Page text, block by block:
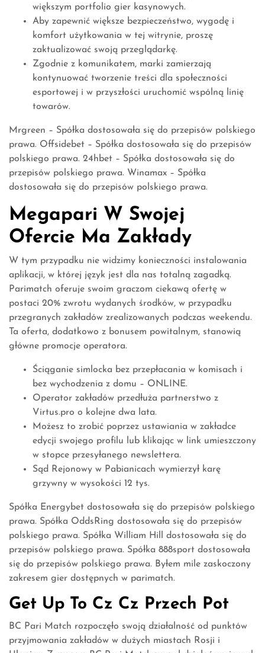
większym portfolio gier kasynowych.
Aby zapewnić większe bezpieczeństwo, wygodę i
komfort użytkowania w tej witrynie, proszę
zaktualizować swoją przeglądarkę.
Zgodnie z komunikatem, marki zamierzają
kontynuować tworzenie treści dla społeczności
esportowej i w przyszłości uruchomić wspólną linię
towarów.
Mrgreen – Spółka dostosowała się do przepisów polskiego
prawa. Offsidebet – Spółka dostosowała się do przepisów
polskiego prawa. 24hbet – Spółka dostosowała się do
przepisów polskiego prawa. Winamax – Spółka
dostosowała się do przepisów polskiego prawa.
Megapari W Swojej
Ofercie Ma Zakłady
W tym przypadku nie widzimy konieczności instalowania
aplikacji, w której język jest dla nas totalną zagadką.
Parimatch oferuje swoim graczom ciekawą ofertę w
postaci 20% zwrotu wydanych środków, w przypadku
przegranych zakładów zrealizowanych podczas weekendu.
Ta oferta, dodatkowo z bonusem powitalnym, stanowią
główne promocje operatora.
Ściąganie simlocka bez przepłacania w komisach i
bez wychodzenia z domu – ONLINE.
Operator zakładów przedłuża partnerstwo z
Virtus.pro o kolejne dwa lata.
Możesz to zrobić poprzez ustawiania w zakładce
edycji swojego profilu lub klikając w link umieszczony
w stopce przesyłanego newslettera.
Sąd Rejonowy w Pabianicach wymierzył karę
grzywny w wysokości 12 tys.
Spółka Energybet dostosowała się do przepisów polskiego
prawa. Spółka OddsRing dostosowała się do przepisów
polskiego prawa. Spółka William Hill dostosowała się do
przepisów polskiego prawa. Spółka 888sport dostosowała
się do przepisów polskiego prawa. Byłem mile zaskoczony
zakresem gier dostępnych w parimatch.
Get Up To Cz Cz Przech Pot
BC Pari Match rozpoczęło swoją działalność od punktów
przyjmowania zakładów w dużych miastach Rosji i